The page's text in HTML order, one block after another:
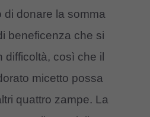
di donare la somma
beneficenza che si
difficoltà, così che il
micetto possa
quattro zampe. La